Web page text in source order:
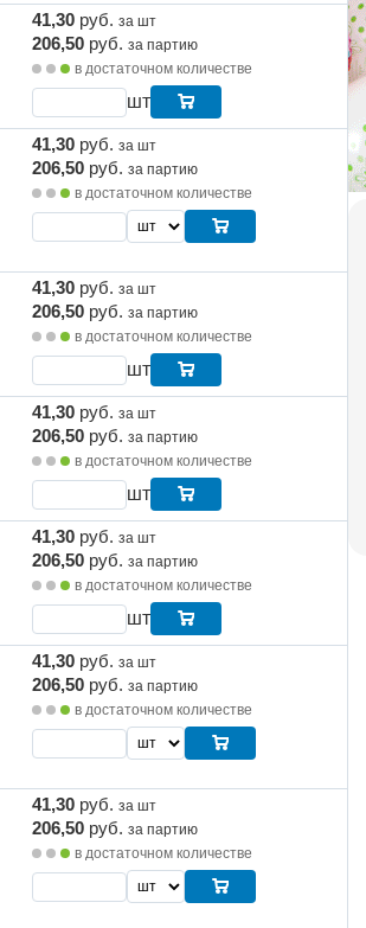
41,30 руб. за шт
206,50 руб. за партию
в достаточном количестве
шт
41,30 руб. за шт
206,50 руб. за партию
в достаточном количестве
41,30 руб. за шт
206,50 руб. за партию
в достаточном количестве
шт
41,30 руб. за шт
206,50 руб. за партию
в достаточном количестве
шт
41,30 руб. за шт
206,50 руб. за партию
в достаточном количестве
шт
41,30 руб. за шт
206,50 руб. за партию
в достаточном количестве
41,30 руб. за шт
206,50 руб. за партию
в достаточном количестве